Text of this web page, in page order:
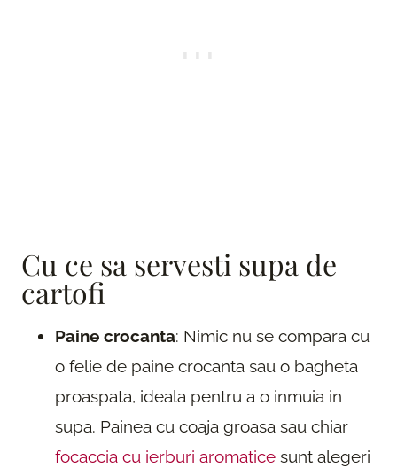
Cu ce sa servesti supa de
cartofi
Paine crocanta: Nimic nu se compara cu
o felie de paine crocanta sau o bagheta
proaspata, ideala pentru a o inmuia in
supa. Painea cu coaja groasa sau chiar
focaccia cu ierburi aromatice sunt alegeri